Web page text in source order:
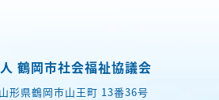
鶴岡市社会福祉協議会
形県鶴岡市山王町 13番36号